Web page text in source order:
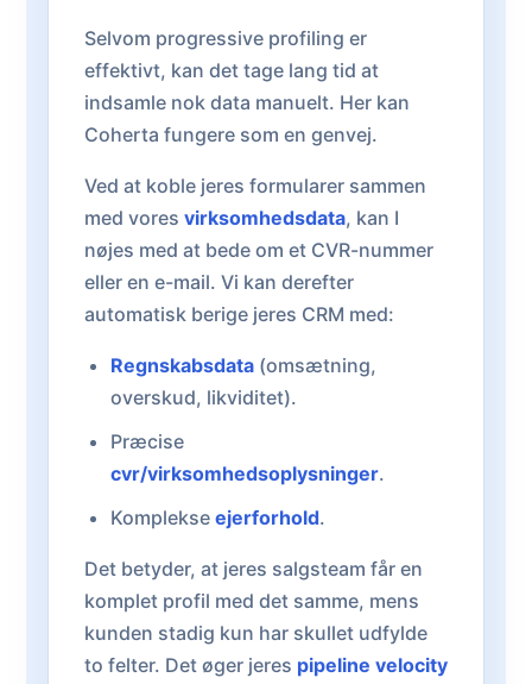
Selvom progressive profiling er
effektivt, kan det tage lang tid at
indsamle nok data manuelt. Her kan
Coherta fungere som en genvej.
Ved at koble jeres formularer sammen
med vores virksomhedsdata, kan I
nøjes med at bede om et CVR-nummer
eller en e-mail. Vi kan derefter
automatisk berige jeres CRM med:
Regnskabsdata(omsætning,
overskud, likviditet).
Præcise
cvr/virksomhedsoplysninger.
Komplekse ejerforhold.
Det betyder, at jeres salgsteam får en
komplet profil med det samme, mens
kunden stadig kun har skullet udfylde
to felter. Det øger jeres pipeline velocity